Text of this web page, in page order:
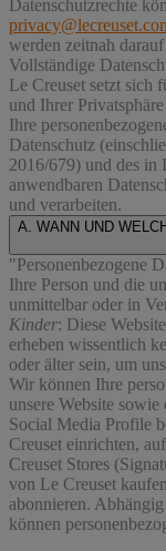
Datenschutzrechte
werden zeitnah
Vollständige
Le Creuset setzt sich
und Ihrer
Ihre
Datenschutz
2016/679) und des in
anwendbaren
und verarbeiten.
A. WANN UND
"Personenbezogene
Ihre Person und die
unmittelbar oder in
Kinder: Diese
erheben wissentlich
oder älter sein, um
Wir können Ihre
unsere Website
Social Media Profile
Creuset einrichten,
Creuset Stores
von Le Creuset
abonnieren.
können